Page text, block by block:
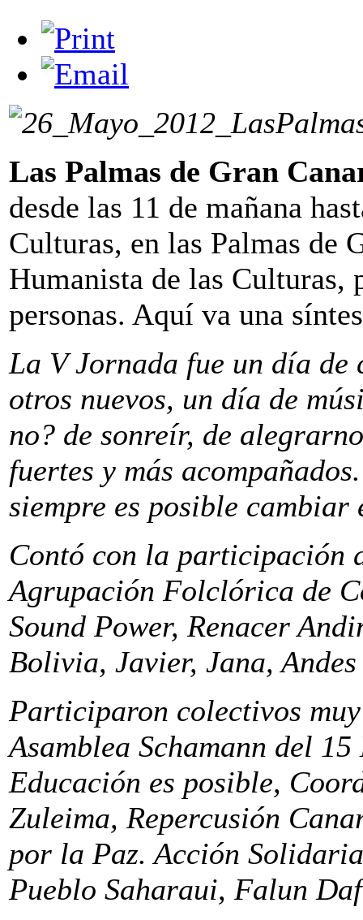
Las Palmas de Gran
desde las 11 de mañana
Culturas, en las Palmas de
Humanista de las Culturas,
personas. Aquí va una
La V Jornada fue un día de
otros nuevos, un día de
no? de sonreír, de
fuertes y más
siempre es posible cambiar
Contó con la participación
Agrupación Folclórica de
Sound Power, Renacer
Bolivia, Javier, Jana,
Participaron colectivos
Asamblea Schamann del
Educación es posible,
Zuleima, Repercusión
por la Paz. Acción
Pueblo Saharaui, Falun